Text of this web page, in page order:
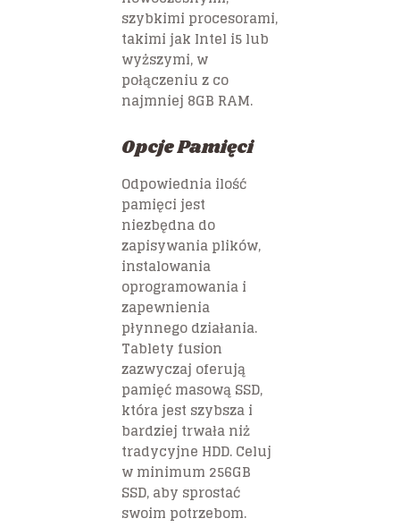
szybkimi procesorami,
takimi jak Intel i5 lub
wyższymi, w
połączeniu z co
najmniej 8GB RAM.
Opcje Pamięci
Odpowiednia ilość
pamięci jest
niezbędna do
zapisywania plików,
instalowania
oprogramowania i
zapewnienia
płynnego działania.
Tablety fusion
zazwyczaj oferują
pamięć masową SSD,
która jest szybsza i
bardziej trwała niż
tradycyjne HDD. Celuj
w minimum 256GB
SSD, aby sprostać
swoim potrzebom.